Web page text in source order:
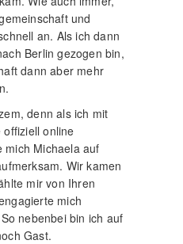
und
an. Als ich dann
Berlin gezogen bin,
dann aber mehr
denn als ich mit
offiziell online
mich Michaela auf
Wir kamen
mir von Ihren
mich
nebenbei bin ich auf
Gast.